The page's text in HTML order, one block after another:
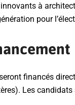
à
pour
financés
Les